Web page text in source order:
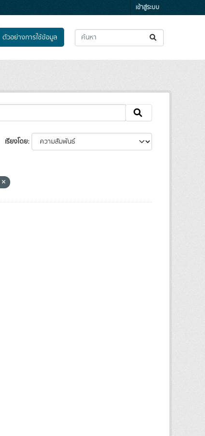
เข้าสู่ระบบ
ตัวอย่างการใช้ข้อมูล
เรียงโดย